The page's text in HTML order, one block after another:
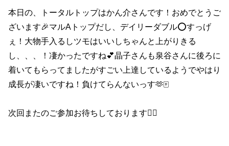
本日の、トータルトップはかん介さんです！おめでとうご
ざいます🎉マルAトップだし、デイリーダブル⭕️すっげ
ぇ！大物手入るしツモはいいしちゃんと上がりきる
し、、、！凄かったですね💕︎晶子さんも泉谷さんに後ろに
着いてもらってましたがすごい上達しているようでやはり
成長が凄いですね！負けてらんないっす🫶🀄️
次回またのご参加お待ちしております🙇‍♀️